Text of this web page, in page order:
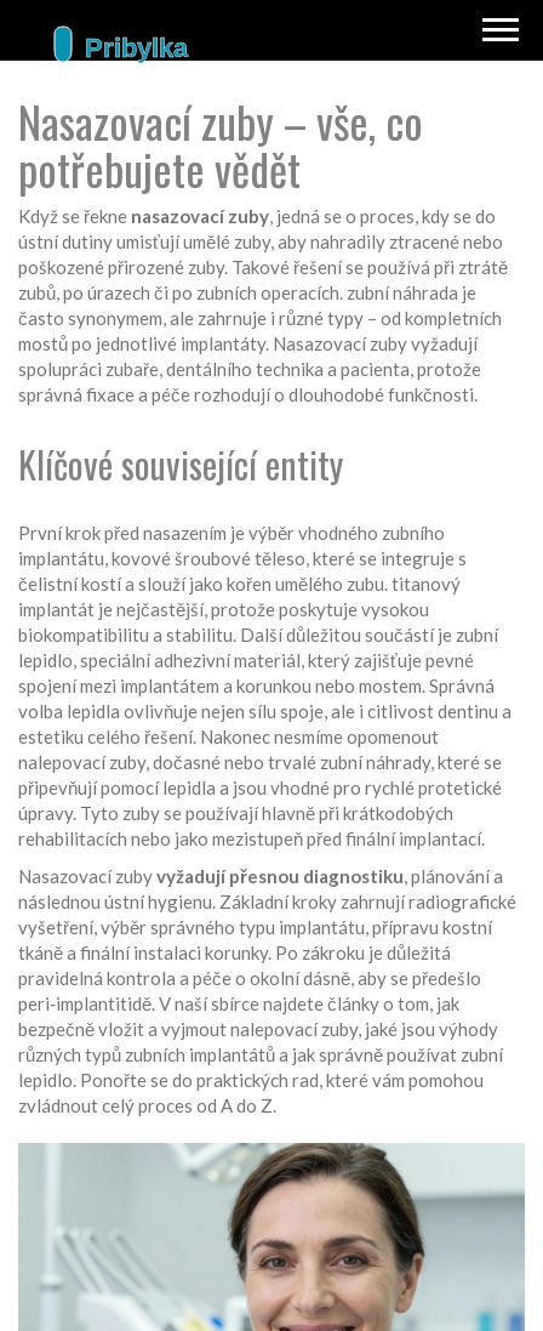
Nasazovací zuby – vše, co
potřebujete vědět
Když se řekne nasazovací zuby, jedná se o proces, kdy se do
ústní dutiny umisťují umělé zuby, aby nahradily ztracené nebo
poškozené přirozené zuby. Takové řešení se používá při ztrátě
zubů, po úrazech či po zubních operacích. zubní náhrada je
často synonymem, ale zahrnuje i různé typy – od kompletních
mostů po jednotlivé implantáty. Nasazovací zuby vyžadují
spolupráci zubaře, dentálního technika a pacienta, protože
správná fixace a péče rozhodují o dlouhodobé funkčnosti.
Klíčové související entity
První krok před nasazením je výběr vhodného zubního
implantátu,kovové šroubové těleso, které se integruje s
čelistní kostí a slouží jako kořen umělého zubu.titanový
implantát je nejčastější, protože poskytuje vysokou
biokompatibilitu a stabilitu. Další důležitou součástí je zubní
lepidlo,speciální adhezivní materiál, který zajišťuje pevné
spojení mezi implantátem a korunkou nebo mostem. Správná
volba lepidla ovlivňuje nejen sílu spoje, ale i citlivost dentinu a
estetiku celého řešení. Nakonec nesmíme opomenout
nalepovací zuby,dočasné nebo trvalé zubní náhrady, které se
připevňují pomocí lepidla a jsou vhodné pro rychlé protetické
úpravy. Tyto zuby se používají hlavně při krátkodobých
rehabilitacích nebo jako mezistupeň před finální implantací.
Nasazovací zubyvyžadují přesnou diagnostiku, plánování a
následnou ústní hygienu. Základní kroky zahrnují radiografické
vyšetření, výběr správného typu implantátu, přípravu kostní
tkáně a finální instalaci korunky. Po zákroku je důležitá
pravidelná kontrola a péče o okolní dásně, aby se předešlo
peri‑implantitidě. V naší sbírce najdete články o tom, jak
bezpečně vložit a vyjmout nalepovací zuby, jaké jsou výhody
různých typů zubních implantátů a jak správně používat zubní
lepidlo. Ponořte se do praktických rad, které vám pomohou
zvládnout celý proces od A do Z.